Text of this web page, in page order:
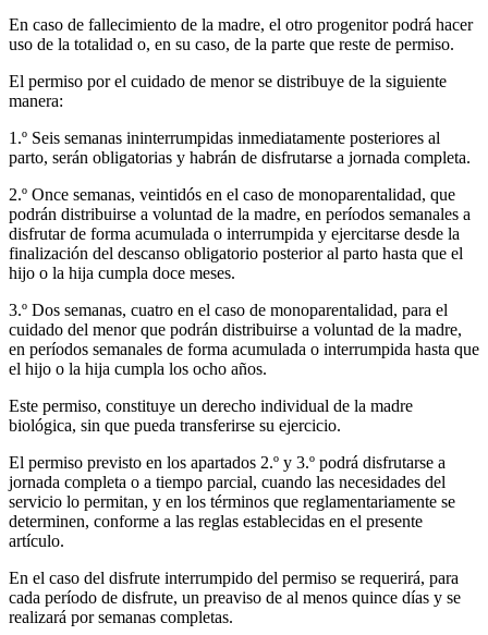
En caso de fallecimiento de la madre, el otro progenitor podrá hacer
uso de la totalidad o, en su caso, de la parte que reste de permiso.
El permiso por el cuidado de menor se distribuye de la siguiente
manera:
1.º Seis semanas ininterrumpidas inmediatamente posteriores al
parto, serán obligatorias y habrán de disfrutarse a jornada completa.
2.º Once semanas, veintidós en el caso de monoparentalidad, que
podrán distribuirse a voluntad de la madre, en períodos semanales a
disfrutar de forma acumulada o interrumpida y ejercitarse desde la
finalización del descanso obligatorio posterior al parto hasta que el
hijo o la hija cumpla doce meses.
3.º Dos semanas, cuatro en el caso de monoparentalidad, para el
cuidado del menor que podrán distribuirse a voluntad de la madre,
en períodos semanales de forma acumulada o interrumpida hasta que
el hijo o la hija cumpla los ocho años.
Este permiso, constituye un derecho individual de la madre
biológica, sin que pueda transferirse su ejercicio.
El permiso previsto en los apartados 2.º y 3.º podrá disfrutarse a
jornada completa o a tiempo parcial, cuando las necesidades del
servicio lo permitan, y en los términos que reglamentariamente se
determinen, conforme a las reglas establecidas en el presente
artículo.
En el caso del disfrute interrumpido del permiso se requerirá, para
cada período de disfrute, un preaviso de al menos quince días y se
realizará por semanas completas.